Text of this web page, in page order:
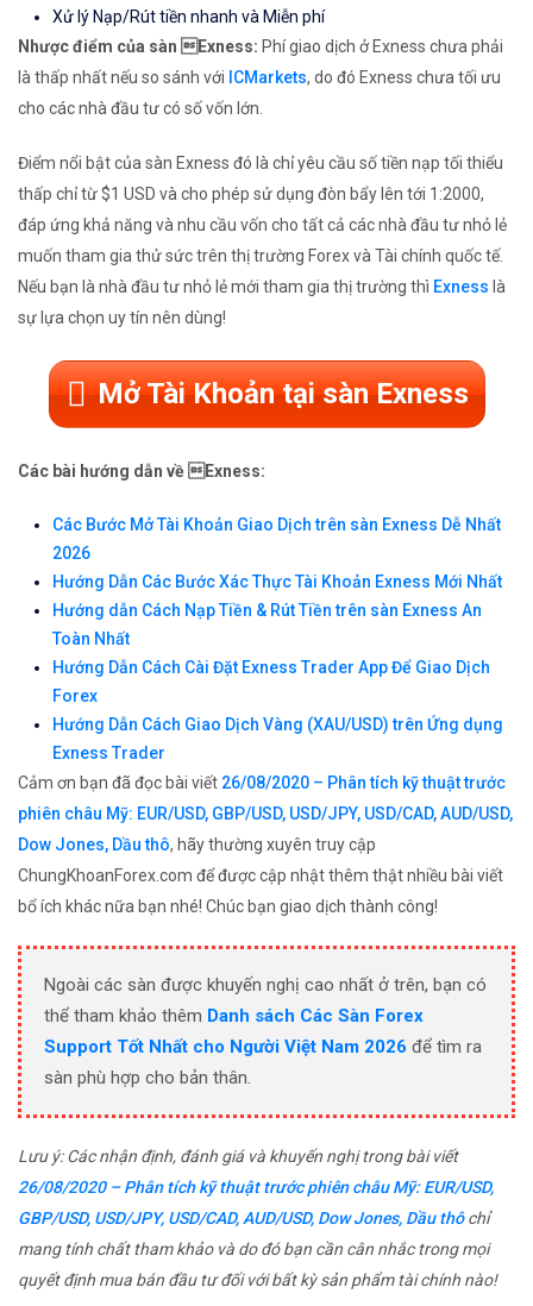
Xử lý Nạp/Rút tiền nhanh và Miễn phí
Nhược điểm của sàn Exness: Phí giao dịch ở Exness chưa phải
là thấp nhất nếu so sánh với ICMarkets, do đó Exness chưa tối ưu
cho các nhà đầu tư có số vốn lớn.
Điểm nổi bật của sàn Exness đó là chỉ yêu cầu số tiền nạp tối thiểu
thấp chỉ từ $1 USD và cho phép sử dụng đòn bẩy lên tới 1:2000,
đáp ứng khả năng và nhu cầu vốn cho tất cả các nhà đầu tư nhỏ lẻ
muốn tham gia thử sức trên thị trường Forex và Tài chính quốc tế.
Nếu bạn là nhà đầu tư nhỏ lẻ mới tham gia thị trường thì Exness là
sự lựa chọn uy tín nên dùng!
Mở Tài Khoản tại sàn Exness
Các bài hướng dẫn về Exness:
Các Bước Mở Tài Khoản Giao Dịch trên sàn Exness Dễ Nhất
2026
Hướng Dẫn Các Bước Xác Thực Tài Khoản Exness Mới Nhất
Hướng dẫn Cách Nạp Tiền & Rút Tiền trên sàn Exness An
Toàn Nhất
Hướng Dẫn Cách Cài Đặt Exness Trader App Để Giao Dịch
Forex
Hướng Dẫn Cách Giao Dịch Vàng (XAU/USD) trên Ứng dụng
Exness Trader
Cảm ơn bạn đã đọc bài viết 26/08/2020 – Phân tích kỹ thuật trước
phiên châu Mỹ: EUR/USD, GBP/USD, USD/JPY, USD/CAD, AUD/USD,
Dow Jones, Dầu thô, hãy thường xuyên truy cập
ChungKhoanForex.com để được cập nhật thêm thật nhiều bài viết
bổ ích khác nữa bạn nhé! Chúc bạn giao dịch thành công!
Ngoài các sàn được khuyến nghị cao nhất ở trên, bạn có
thể tham khảo thêm Danh sách Các Sàn Forex
Support Tốt Nhất cho Người Việt Nam 2026 để tìm ra
sàn phù hợp cho bản thân.
Lưu ý: Các nhận định, đánh giá và khuyến nghị trong bài viết
26/08/2020 – Phân tích kỹ thuật trước phiên châu Mỹ: EUR/USD,
GBP/USD, USD/JPY, USD/CAD, AUD/USD, Dow Jones, Dầu thôchỉ
mang tính chất tham khảo và do đó bạn cần cân nhắc trong mọi
quyết định mua bán đầu tư đối với bất kỳ sản phẩm tài chính nào!